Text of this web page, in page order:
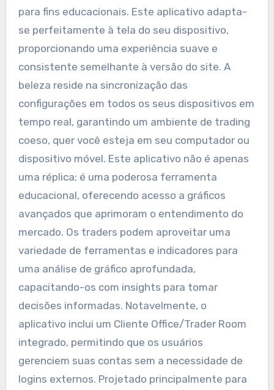
para fins educacionais. Este aplicativo adapta-
se perfeitamente à tela do seu dispositivo,
proporcionando uma experiência suave e
consistente semelhante à versão do site. A
beleza reside na sincronização das
configurações em todos os seus dispositivos em
tempo real, garantindo um ambiente de trading
coeso, quer você esteja em seu computador ou
dispositivo móvel. Este aplicativo não é apenas
uma réplica; é uma poderosa ferramenta
educacional, oferecendo acesso a gráficos
avançados que aprimoram o entendimento do
mercado. Os traders podem aproveitar uma
variedade de ferramentas e indicadores para
uma análise de gráfico aprofundada,
capacitando-os com insights para tomar
decisões informadas. Notavelmente, o
aplicativo inclui um Cliente Office/Trader Room
integrado, permitindo que os usuários
gerenciem suas contas sem a necessidade de
logins externos. Projetado principalmente para